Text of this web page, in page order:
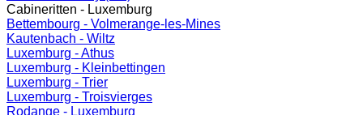
Cabineritten - Luxemburg
Bettembourg - Volmerange-les-Mines
Kautenbach - Wiltz
Luxemburg - Athus
Luxemburg - Kleinbettingen
Luxemburg - Trier
Luxemburg - Troisvierges
Rodange - Luxemburg